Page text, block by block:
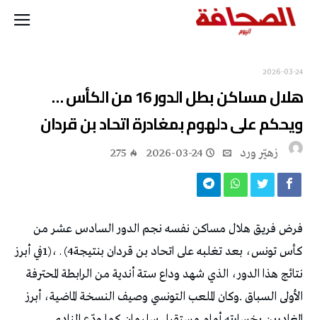
2026-03-24
ويحكم‭ ‬على‭ ‬دلهوم‭ ‬بمغادرة‭ ‬اتحاد‭ ‬بن‭ ‬قردان
زهيّر‭ ‬ورد 2026-03-24
275